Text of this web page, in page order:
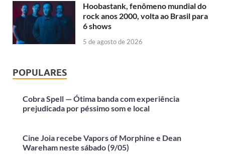
Hoobastank, fenômeno mundial do
rock anos 2000, volta ao Brasil para
6 shows
5 de agosto de 2026
POPULARES
Cobra Spell — Ótima banda com experiência
prejudicada por péssimo som e local
Cine Joia recebe Vapors of Morphine e Dean
Wareham neste sábado (9/05)